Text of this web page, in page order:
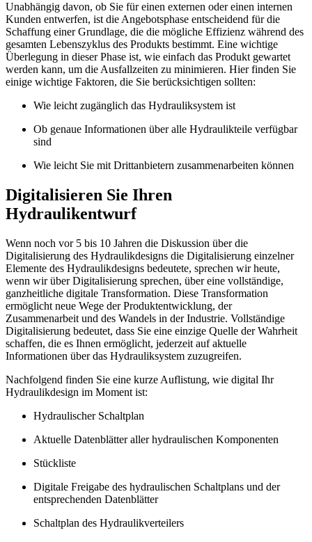
Unabhängig davon, ob Sie für einen externen oder einen internen
Kunden entwerfen, ist die Angebotsphase entscheidend für die
Schaffung einer Grundlage, die die mögliche Effizienz während des
gesamten Lebenszyklus des Produkts bestimmt. Eine wichtige
Überlegung in dieser Phase ist, wie einfach das Produkt gewartet
werden kann, um die Ausfallzeiten zu minimieren. Hier finden Sie
einige wichtige Faktoren, die Sie berücksichtigen sollten:
Wie leicht zugänglich das Hydrauliksystem ist
Ob genaue Informationen über alle Hydraulikteile verfügbar
sind
Wie leicht Sie mit Drittanbietern zusammenarbeiten können
Digitalisieren Sie Ihren
Hydraulikentwurf
Wenn noch vor 5 bis 10 Jahren die Diskussion über die
Digitalisierung des Hydraulikdesigns die Digitalisierung einzelner
Elemente des Hydraulikdesigns bedeutete, sprechen wir heute,
wenn wir über Digitalisierung sprechen, über eine vollständige,
ganzheitliche digitale Transformation. Diese Transformation
ermöglicht neue Wege der Produktentwicklung, der
Zusammenarbeit und des Wandels in der Industrie. Vollständige
Digitalisierung bedeutet, dass Sie eine einzige Quelle der Wahrheit
schaffen, die es Ihnen ermöglicht, jederzeit auf aktuelle
Informationen über das Hydrauliksystem zuzugreifen.
Nachfolgend finden Sie eine kurze Auflistung, wie digital Ihr
Hydraulikdesign im Moment ist:
Hydraulischer Schaltplan
Aktuelle Datenblätter aller hydraulischen Komponenten
Stückliste
Digitale Freigabe des hydraulischen Schaltplans und der
entsprechenden Datenblätter
Schaltplan des Hydraulikverteilers